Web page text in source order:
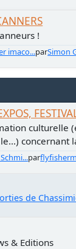
!
imaco...parSimon
culturelle
concernant
par
de
& Editions